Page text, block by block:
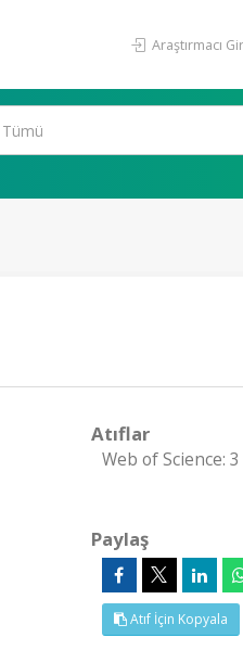
Araştırmacı
Atıflar
Web of Science: 3
Paylaş
Atıf İçin Kopyala